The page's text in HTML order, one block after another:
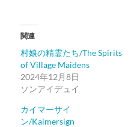
関連
村娘の精霊たち/The Spirits
of Village Maidens
2024年12月8日
ソンアイデュイ
カイマーサイ
ン/Kaimersign